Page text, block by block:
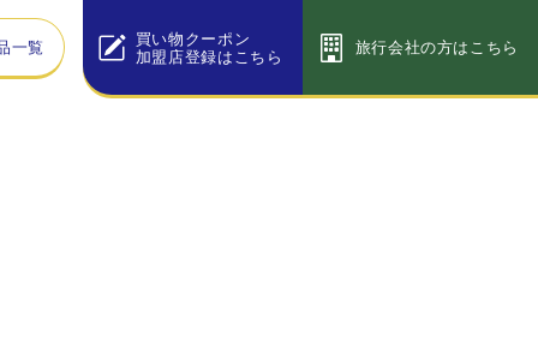
一覧
買い物クーポン
加盟店登録はこちら
旅行会社の方はこちら